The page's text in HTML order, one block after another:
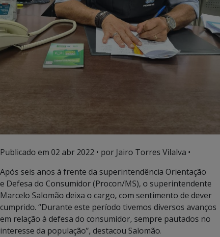
Publicado em 02 abr 2022 • por Jairo Torres Vilalva •
Após seis anos à frente da superintendência Orientação
e Defesa do Consumidor (Procon/MS), o superintendente
Marcelo Salomão deixa o cargo, com sentimento de dever
cumprido. “Durante este período tivemos diversos avanços
em relação à defesa do consumidor, sempre pautados no
interesse da população”, destacou Salomão.